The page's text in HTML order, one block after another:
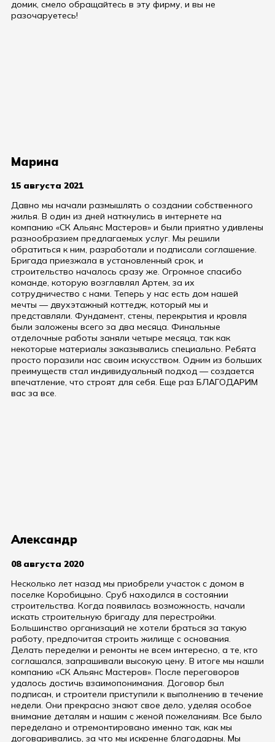
домик, смело обращайтесь в эту фирму, и вы не
разочаруетесь!
Марина
15 августа 2021
Давно мы начали размышлять о создании собственного
жилья. В один из дней наткнулись в интернете на
компанию «СК Альянс Мастеров» и были приятно удивлены
разнообразием предлагаемых услуг. Мы решили
обратиться к ним, разработали и подписали соглашение.
Бригада приезжала в установленный срок, и
строительство началось сразу же. Огромное спасибо
команде, которую возглавлял Артем, за их
сотрудничество с нами. Теперь у нас есть дом нашей
мечты — двухэтажный коттедж, который мы и
представляли. Фундамент, стены, перекрытия и кровля
были заложены всего за два месяца. Финальные
отделочные работы заняли четыре месяца, так как
некоторые материалы заказывались специально. Ребята
просто поразили нас своим искусством. Одним из больших
преимуществ стал индивидуальный подход — создается
впечатление, что строят для себя. Еще раз БЛАГОДАРИМ
вас за все.
Александр
08 августа 2020
Несколько лет назад мы приобрели участок с домом в
поселке Коробицыно. Сруб находился в состоянии
строительства. Когда появилась возможность, начали
искать строительную бригаду для перестройки.
Большинство организаций не хотели браться за такую
работу, предпочитая строить жилище с основания.
Делать переделки и ремонты не всем интересно, а те, кто
соглашался, запрашивали высокую цену. В итоге мы нашли
компанию «СК Альянс Мастеров». После переговоров
удалось достичь взаимопонимания. Договор был
подписан, и строители приступили к выполнению в течение
недели. Они прекрасно знают свое дело, уделяя особое
внимание деталям и нашим с женой пожеланиям. Все было
переделано и отремонтировано именно так, как мы
договаривались, за что мы искренне благодарны. Мы